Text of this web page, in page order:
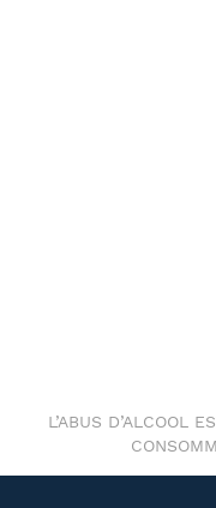
L’ABUS D’ALCOOL